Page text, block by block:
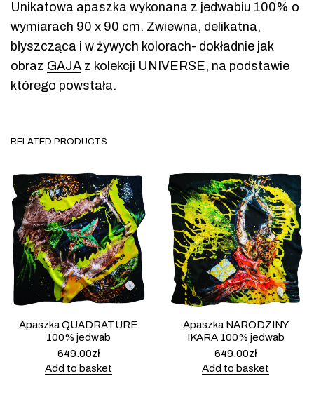
Unikatowa apaszka wykonana z jedwabiu 100% o
wymiarach 90 x 90 cm. Zwiewna, delikatna,
błyszcząca i w żywych kolorach- dokładnie jak
obraz GAJA z kolekcji UNIVERSE, na podstawie
którego powstała.
RELATED PRODUCTS
Apaszka QUADRATURE
100% jedwab
649.00zł
Add to basket
Apaszka NARODZINY
IKARA 100% jedwab
649.00zł
Add to basket